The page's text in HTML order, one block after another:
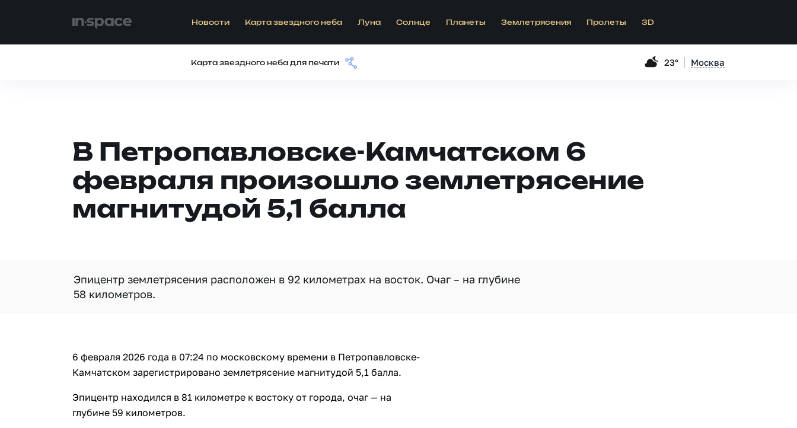
Новости Карта звездного неба Луна Солнце Планеты Землетрясения Пролеты 3D
Карта звездного неба для печати 23° Москва
В Петропавловске-Камчатском 6
февраля произошло землетрясение
магнитудой 5,1 балла
Эпицентр землетрясения расположен в 92 километрах на восток. Очаг – на глубине
58 километров.
6 февраля 2026 года в 07:24 по московскому времени в Петропавловске-
Камчатском зарегистрировано землетрясение магнитудой 5,1 балла.
Эпицентр находился в 81 километре к востоку от города, очаг — на
глубине 59 километров.